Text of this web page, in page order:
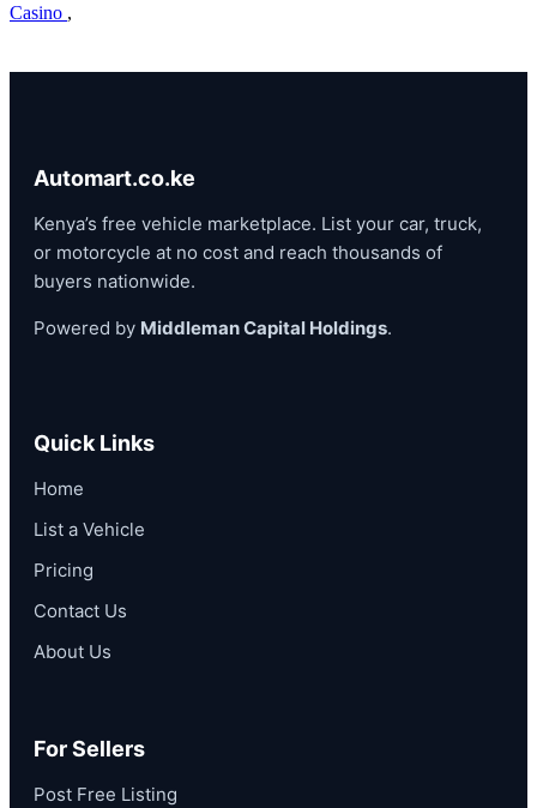
Casino ,
Automart.co.ke
Kenya’s free vehicle marketplace. List your car, truck,
or motorcycle at no cost and reach thousands of
buyers nationwide.
Powered by Middleman Capital Holdings.
Quick Links
Home
List a Vehicle
Pricing
Contact Us
About Us
For Sellers
Post Free Listing